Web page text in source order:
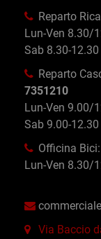
Reparto
Lun-Ven 8.30/
Sab 8.30-12.30
Reparto
7351210
Lun-Ven 9.00/
Sab 9.00-12.30
Officina Bici:
Lun-Ven 8.30/
Via Baccio